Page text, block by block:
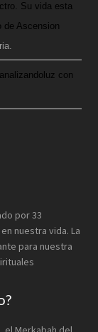
Su vida esta
de Ascension
con
por 33
nuestra vida. La
para nuestra